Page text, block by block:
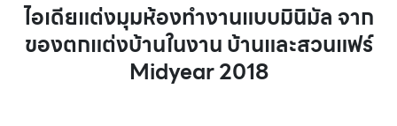
ไอเดียแต่งมุมห้องทำงานแบบมินิมัล จาก
ของตกแต่งบ้านในงาน บ้านและสวนแฟร์
Midyear 2018